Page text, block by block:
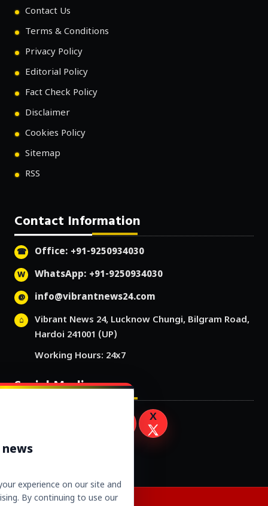
Contact Us
Terms & Conditions
Privacy Policy
Editorial Policy
Fact Check Policy
Disclaimer
Cookies Policy
Sitemap
RSS
Contact Information
Office: +91-9250934030
WhatsApp: +91-9250934030
info@vibrantnews24.com
Vibrant News 24, Lucknow Chungi, Bilgram Road,
Hardoi 241001 (UP)
Working Hours: 24x7
Social Media
experience on our site and
By continuing to use our